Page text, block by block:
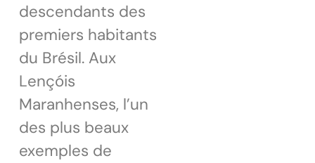
descendants des
premiers habitants
du Brésil. Aux
Lençóis
Maranhenses, l’un
des plus beaux
exemples de